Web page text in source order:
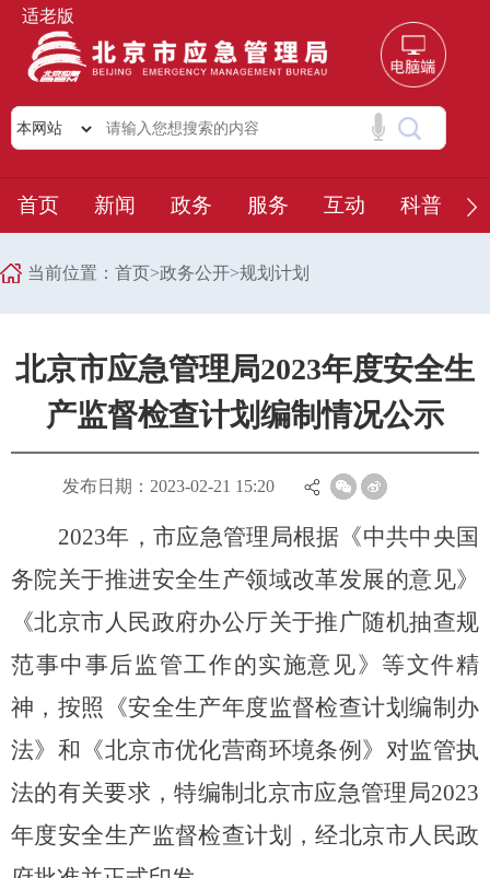
适老版
首页 新闻 政务 服务 互动 科普
当前位置： 首页>政务公开>规划计划
北京市应急管理局2023年度安全生
产监督检查计划编制情况公示
发布日期：2023-02-21 15:20
2023年，市应急管理局根据《中共中央国
务院关于推进安全生产领域改革发展的意见》
《北京市人民政府办公厅关于推广随机抽查规
范事中事后监管工作的实施意见》等文件精
神，按照《安全生产年度监督检查计划编制办
法》和 《北京市优化营商环境条例 》对监管执
法的有关要求，特编制北京市应急管理局2023
年度安全生产监督检查计划，经北京市人民政